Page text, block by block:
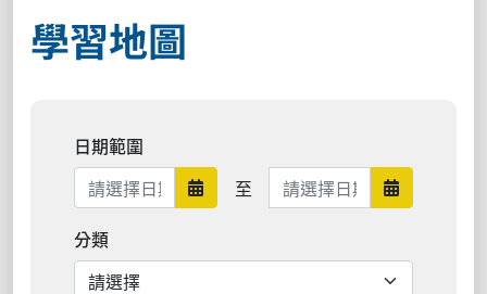
學習地圖
日期範圍
日期範圍開始
至 日期範圍結束 日期範圍
分類